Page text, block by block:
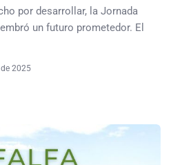
por desarrollar, la Jornada
un futuro prometedor. El
2025